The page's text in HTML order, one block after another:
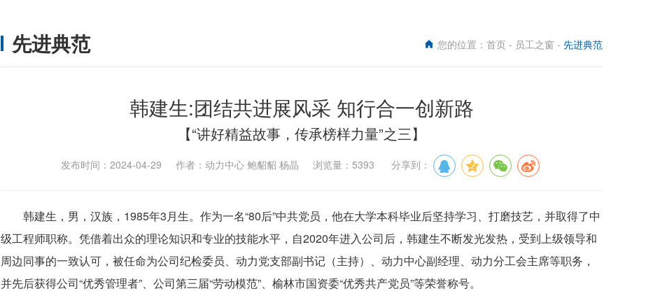
先进典范 您的位置： 首页 - 员工之窗 - 先进典范
韩建生:团结共进展风采 知行合一创新路
【“讲好精益故事，传承榜样力量”之三】
发布时间：2024-04-29 作者：动力中心 鲍貂貂 杨晶 浏览量：5393 分享到：
韩建生，男，汉族，1985年3月生。作为一名“80后”中共党员，他在大学本科毕业后坚持学习、打磨技艺，并取得了中
级工程师职称。凭借着出众的理论知识和专业的技能水平，自2020年进入公司后，韩建生不断发光发热，受到上级领导和
周边同事的一致认可，被任命为公司纪检委员、动力党支部副书记（主持）、动力中心副经理、动力分工会主席等职务，
并先后获得公司“优秀管理者”、公司第三届“劳动模范”、榆林市国资委“优秀共产党员”等荣誉称号。